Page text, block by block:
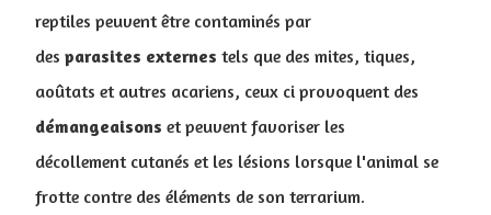
reptiles peuvent être contaminés par
des parasites externes tels que des mites, tiques,
aoûtats et autres acariens, ceux ci provoquent des
démangeaisons et peuvent favoriser les
décollement cutanés et les lésions lorsque l'animal se
frotte contre des éléments de son terrarium.